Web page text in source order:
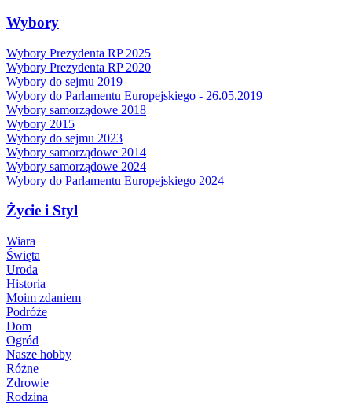
Wybory
Wybory Prezydenta RP 2025
Wybory Prezydenta RP 2020
Wybory do sejmu 2019
Wybory do Parlamentu Europejskiego - 26.05.2019
Wybory samorządowe 2018
Wybory 2015
Wybory do sejmu 2023
Wybory samorządowe 2014
Wybory samorządowe 2024
Wybory do Parlamentu Europejskiego 2024
Życie i Styl
Wiara
Święta
Uroda
Historia
Moim zdaniem
Podróże
Dom
Ogród
Nasze hobby
Różne
Zdrowie
Rodzina